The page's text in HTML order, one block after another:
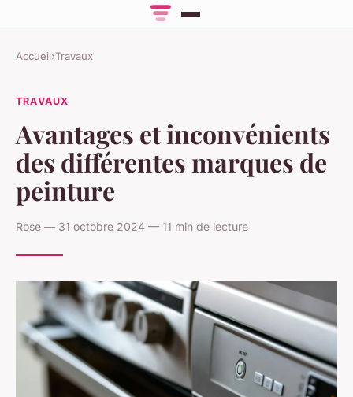
Accueil›Travaux
TRAVAUX
Avantages et inconvénients
des différentes marques de
peinture
Rose — 31 octobre 2024 — 11 min de lecture